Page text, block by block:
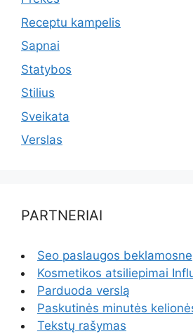
Receptu kampelis
Sapnai
Statybos
Stilius
Sveikata
Verslas
PARTNERIAI
Seo paslaugos
Kosmetikos atsiliepimai
Parduoda verslą
Paskutinės minutės
Tekstų rašymas